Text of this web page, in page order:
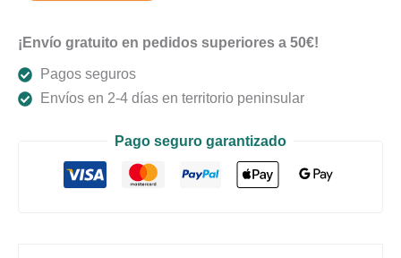
¡Envío gratuito en pedidos superiores a 50€!
Pagos seguros
Envíos en 2-4 días en territorio peninsular
Pago seguro garantizado